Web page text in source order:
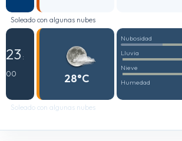
Soleado con algunas nubes
23 :
00
28°C
Nubosidad
Lluvia
Nieve
Humedad
Soleado con algunas nubes